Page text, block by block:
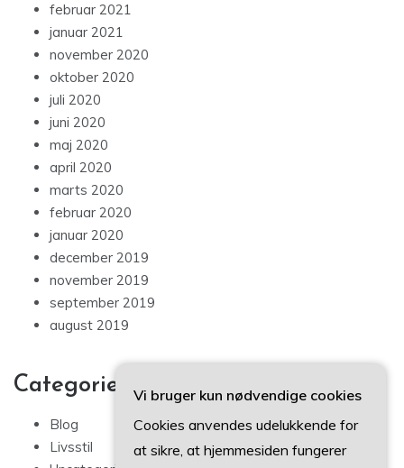
februar 2021
januar 2021
november 2020
oktober 2020
juli 2020
juni 2020
maj 2020
april 2020
marts 2020
februar 2020
januar 2020
december 2019
november 2019
september 2019
august 2019
Categories
Blog
Livsstil
Vi bruger kun nødvendige cookies
Cookies anvendes udelukkende for
at sikre, at hjemmesiden fungerer